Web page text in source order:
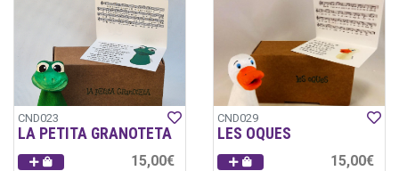
CND023
LA PETITA GRANOTETA
15,00€
CND029
LES OQUES
15,00€